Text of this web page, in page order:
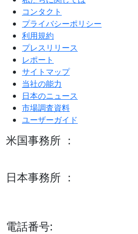
コンタクト
プライバシーポリシー
利用規約
プレスリリース
レポート
サイトマップ
当社の能力
日本のニュース
市場調査資料
ユーザーガイド
米国事務所 ：
日本事務所 ：
電話番号: